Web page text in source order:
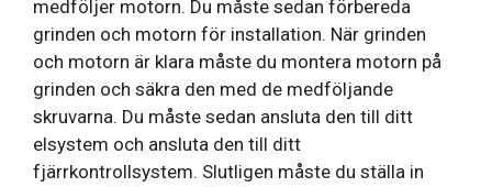
medföljer motorn. Du måste sedan förbereda
grinden och motorn för installation. När grinden
och motorn är klara måste du montera motorn på
grinden och säkra den med de medföljande
skruvarna. Du måste sedan ansluta den till ditt
elsystem och ansluta den till ditt
fjärrkontrollsystem. Slutligen måste du ställa in